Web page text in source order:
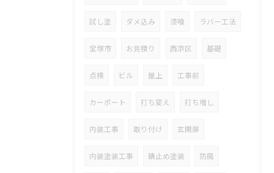
試し塗 ダメ込み 漆喰 ラバー工法
宝塚市 お見積り 西京区 基礎
点検 ビル 屋上 工事前
カーポート 打ち変え 打ち増し
内装工事 取り付け 玄関扉
内装塗装工事 錆止め塗装 防腐